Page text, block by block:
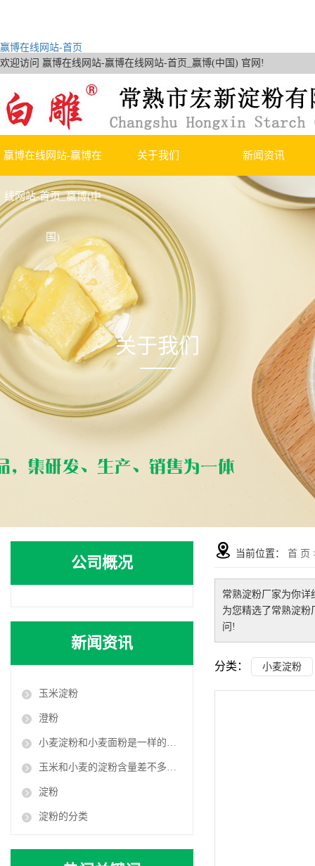
赢博在线网站-首页
欢迎访问 赢博在线网站-赢博在线网站-首页_赢博(中国) 官网!
赢博在线网站-赢博在
线网站-首页_赢博(中
国)
关于我们
公司简介
荣誉资质
新闻资讯
赢博在线网站-首页
关于我们
公司概况
新闻资讯
玉米淀粉
澄粉
小麦淀粉和小麦面粉是一样的吗？
玉米和小麦的淀粉含量差不多：为什么对血糖的影响相差却很大？
淀粉
淀粉的分类
当前位置： 首 页
常熟淀粉厂家为你详
为您精选了 常熟淀粉
问!
分类： 小麦淀粉